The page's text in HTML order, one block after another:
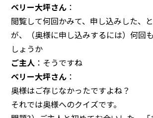
ベリー大坪さん ：
閲覧して何回かみて、申し込みした、
が、（奥様に申し込みするには）何回
しょうか
ご主人 ：そうですね
ベリー大坪さん ：
奥様はご存じなかったですよね？
それでは奥様へのクイズです。